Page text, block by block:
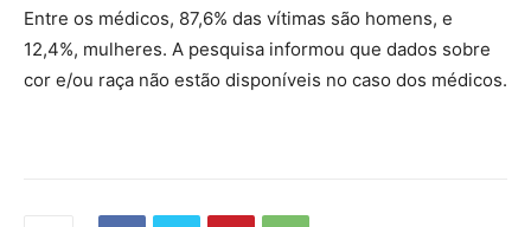
Entre os médicos, 87,6% das vítimas são homens, e
12,4%, mulheres. A pesquisa informou que dados sobre
cor e/ou raça não estão disponíveis no caso dos médicos.